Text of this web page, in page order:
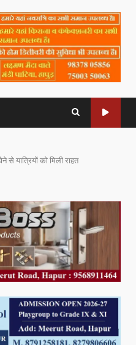
से यात्रियों को मिली राहत